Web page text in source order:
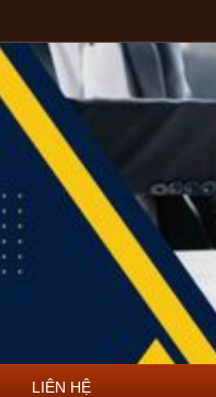
LIÊN HỆ